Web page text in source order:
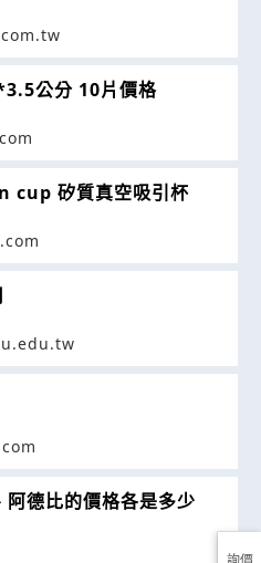
公分 10片價格
矽質真空吸引杯
德比的價格各是多少